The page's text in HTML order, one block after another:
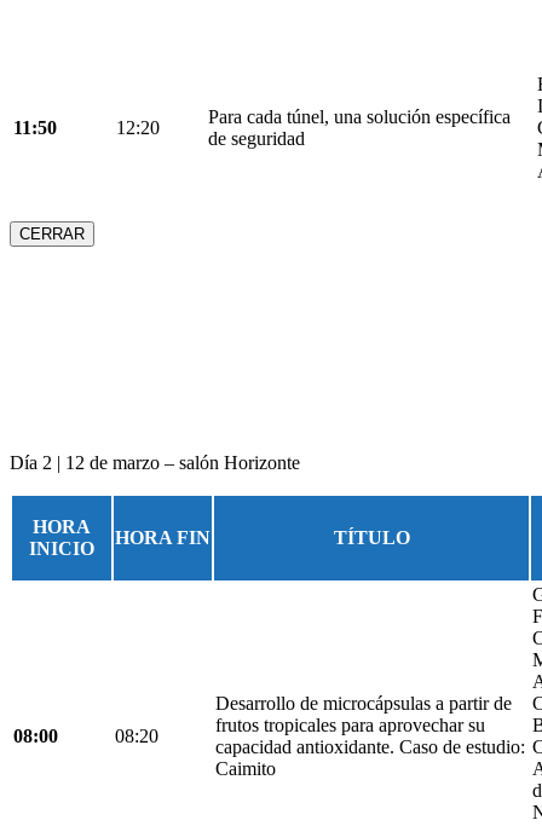
11:50 12:20
Para cada túnel, una solución específica
de seguridad
CERRAR
Día 2 | 12 de marzo – salón Horizonte
HORA
INICIO
HORA FIN TÍTULO
08:00 08:20
Desarrollo de microcápsulas a partir de
frutos tropicales para aprovechar su
capacidad antioxidante. Caso de estudio:
Caimito